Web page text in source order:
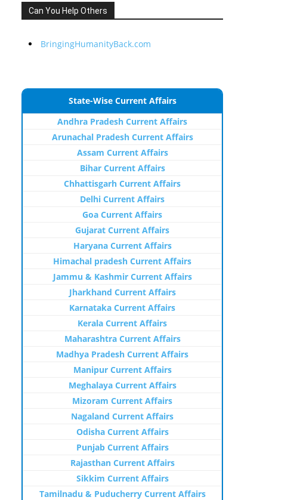
Can You Help Others
BringingHumanityBack.com
State-Wise Current Affairs
Andhra Pradesh Current Affairs
Arunachal Pradesh Current Affairs
Assam Current Affairs
Bihar Current Affairs
Chhattisgarh Current Affairs
Delhi Current Affairs
Goa Current Affairs
Gujarat Current Affairs
Haryana Current Affairs
Himachal pradesh Current Affairs
Jammu & Kashmir Current Affairs
Jharkhand Current Affairs
Karnataka Current Affairs
Kerala Current Affairs
Maharashtra Current Affairs
Madhya Pradesh Current Affairs
Manipur Current Affairs
Meghalaya Current Affairs
Mizoram Current Affairs
Nagaland Current Affairs
Odisha Current Affairs
Punjab Current Affairs
Rajasthan Current Affairs
Sikkim Current Affairs
Tamilnadu & Puducherry Current Affairs